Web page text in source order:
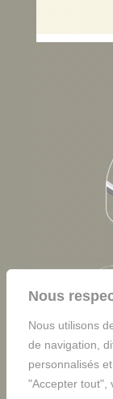
Nous
Nous utilisons
de navigation,
personnalisés
"Accepter tout",